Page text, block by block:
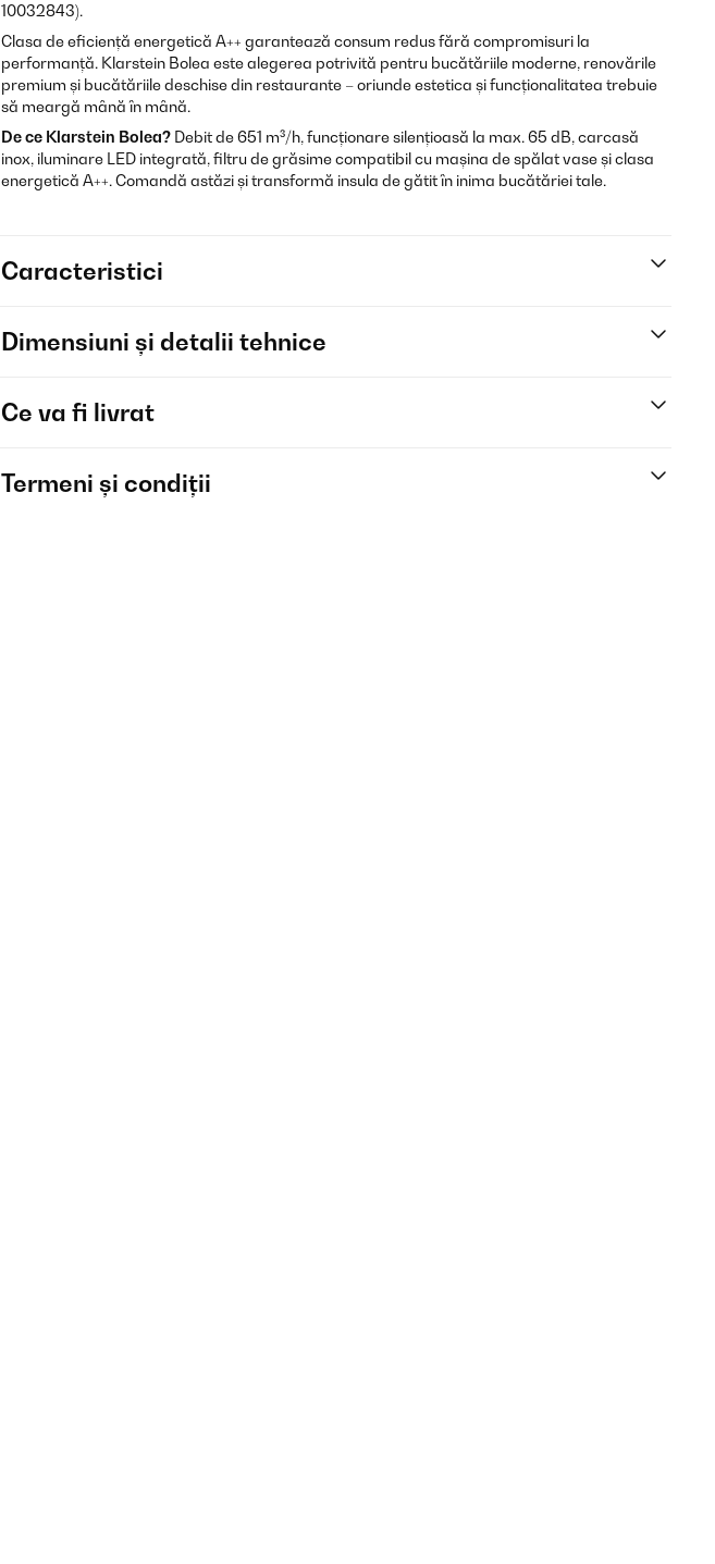
10032843).
Clasa de eficiență energetică A++ garantează consum redus fără compromisuri la
performanță. Klarstein Bolea este alegerea potrivită pentru bucătăriile moderne, renovările
premium și bucătăriile deschise din restaurante – oriunde estetica și funcționalitatea trebuie
să meargă mână în mână.
De ce Klarstein Bolea? Debit de 651 m³/h, funcționare silențioasă la max. 65 dB, carcasă
inox, iluminare LED integrată, filtru de grăsime compatibil cu mașina de spălat vase și clasa
energetică A++. Comandă astăzi și transformă insula de gătit în inima bucătăriei tale.
Caracteristici
Dimensiuni și detalii tehnice
Ce va fi livrat
Termeni și condiții